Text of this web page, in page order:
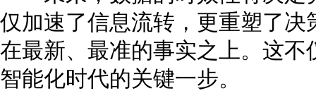
仅加速了信息流转，更重塑了
在最新、最准的事实之上。这
智能化时代的关键一步。